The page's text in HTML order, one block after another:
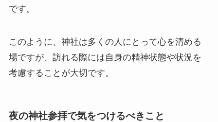
です。
このように、神社は多くの人にとって心を清める
場ですが、訪れる際には自身の精神状態や状況を
考慮することが大切です。
夜の神社参拝で気をつけるべきこと